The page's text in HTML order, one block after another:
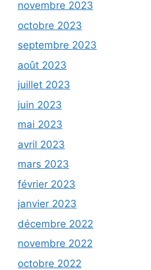
novembre 2023
octobre 2023
septembre 2023
août 2023
juillet 2023
juin 2023
mai 2023
avril 2023
mars 2023
février 2023
janvier 2023
décembre 2022
novembre 2022
octobre 2022